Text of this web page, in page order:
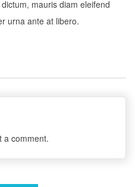
mauris diam eleifend
urna ante at libero.
a comment.